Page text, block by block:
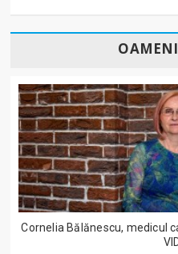
Cornelia Bălănescu, medicul